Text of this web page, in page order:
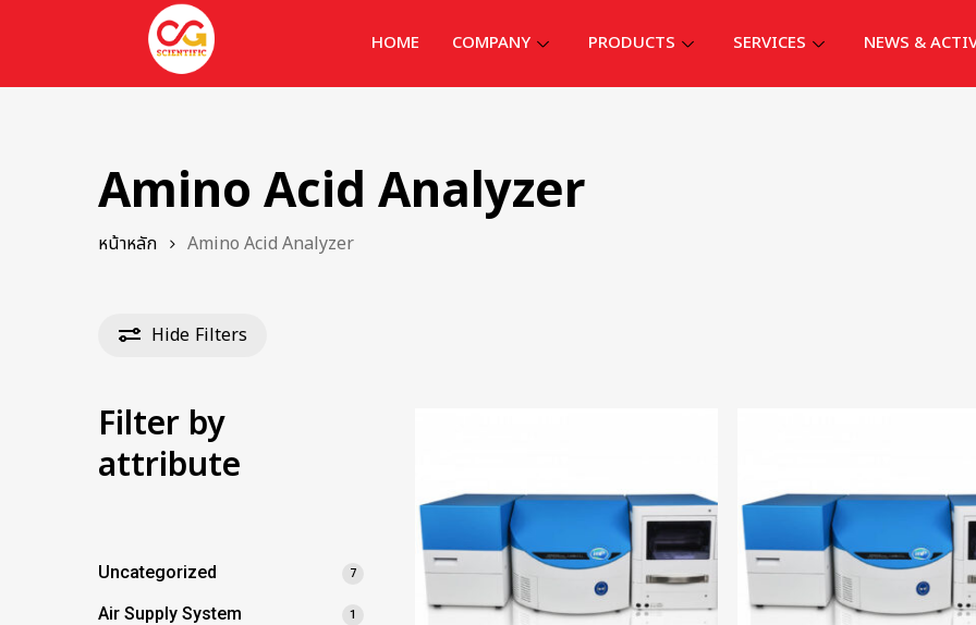
HOME COMPANY PRODUCTS SERVICES NEWS &
Amino Acid Analyzer
หน้าหลัก Amino Acid Analyzer
Hide Filters
Filter by
attribute
Uncategorized 7
Air Supply System 1